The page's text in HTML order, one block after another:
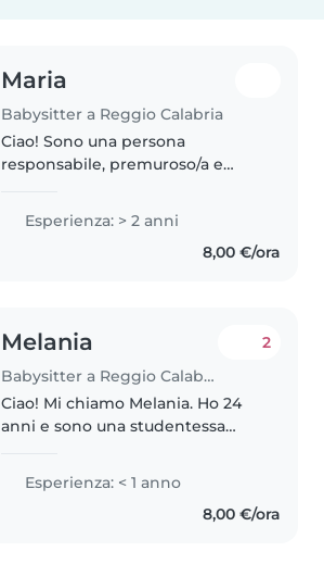
Maria
Babysitter a Reggio Calabria
Ciao! Sono una persona
responsabile, premuroso/a e
esperienza nella cura di bambini
dai 1 ai 18 anni. Mi piace leggere,
suonare la musica e giocare con i
Esperienza: > 2 anni
8,00 €/ora
Melania
Babysitter a Reggio Calabria
2
Ciao! Mi chiamo Melania. Ho 24
anni e sono una studentessa
impegni universitari ho sempre
gestito bene il tempo da..
Esperienza: < 1 anno
8,00 €/ora